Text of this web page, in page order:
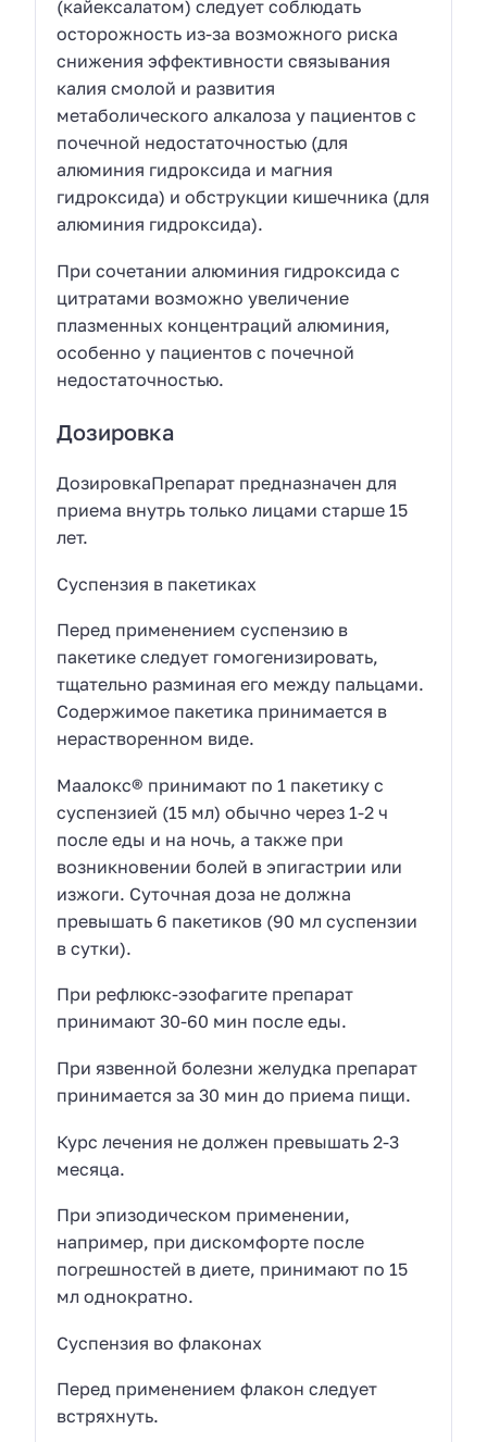
(кайексалатом) следует соблюдать
осторожность из-за возможного риска
снижения эффективности связывания
калия смолой и развития
метаболического алкалоза у пациентов с
почечной недостаточностью (для
алюминия гидроксида и магния
гидроксида) и обструкции кишечника (для
алюминия гидроксида).
При сочетании алюминия гидроксида с
цитратами возможно увеличение
плазменных концентраций алюминия,
особенно у пациентов с почечной
недостаточностью.
Дозировка
ДозировкаПрепарат предназначен для
приема внутрь только лицами старше 15
лет.
Суспензия в пакетиках
Перед применением суспензию в
пакетике следует гомогенизировать,
тщательно разминая его между пальцами.
Содержимое пакетика принимается в
нерастворенном виде.
Маалокс® принимают по 1 пакетику с
суспензией (15 мл) обычно через 1-2 ч
после еды и на ночь, а также при
возникновении болей в эпигастрии или
изжоги. Суточная доза не должна
превышать 6 пакетиков (90 мл суспензии
в сутки).
При рефлюкс-эзофагите препарат
принимают 30-60 мин после еды.
При язвенной болезни желудка препарат
принимается за 30 мин до приема пищи.
Курс лечения не должен превышать 2-3
месяца.
При эпизодическом применении,
например, при дискомфорте после
погрешностей в диете, принимают по 15
мл однократно.
Суспензия во флаконах
Перед применением флакон следует
встряхнуть.